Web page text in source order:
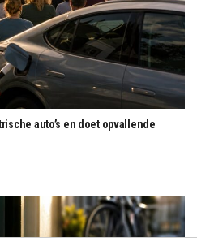
auto’s en doet opvallende